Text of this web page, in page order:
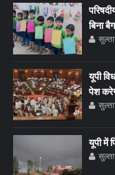
बिना
यूपी
पेश
यूपी में